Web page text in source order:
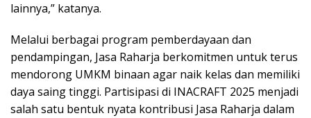
lainnya,” katanya.
Melalui berbagai program pemberdayaan dan
pendampingan, Jasa Raharja berkomitmen untuk terus
mendorong UMKM binaan agar naik kelas dan memiliki
daya saing tinggi. Partisipasi di INACRAFT 2025 menjadi
salah satu bentuk nyata kontribusi Jasa Raharja dalam